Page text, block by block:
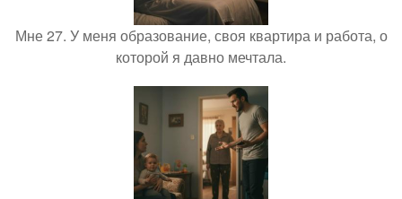
Мне 27. У меня образование, своя квартира и работа, о
которой я давно мечтала.